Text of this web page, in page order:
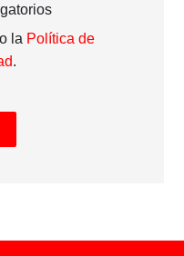
la Política de
.